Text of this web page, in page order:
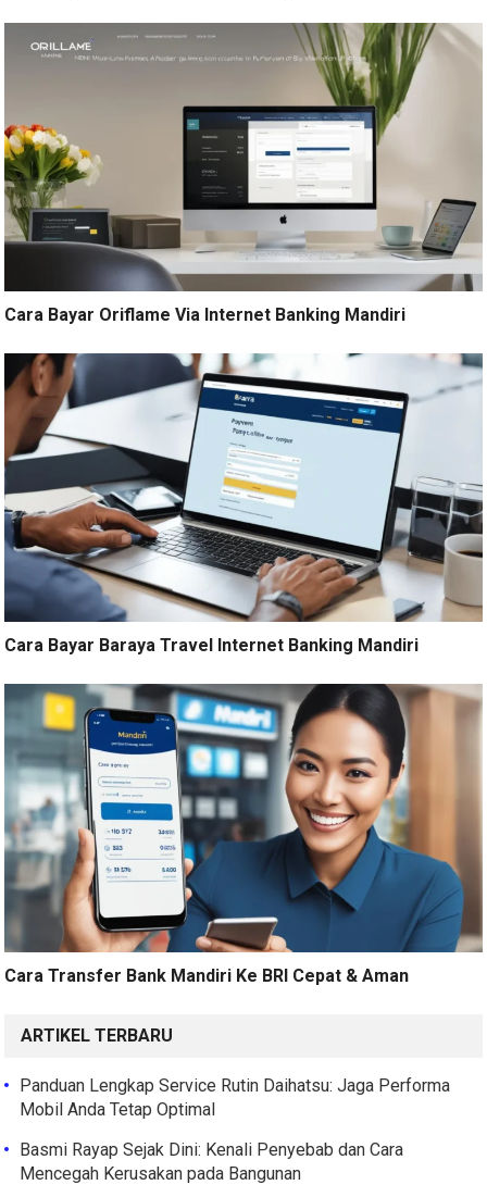
Cara Bayar Oriflame Via Internet Banking Mandiri
Cara Bayar Baraya Travel Internet Banking Mandiri
Cara Transfer Bank Mandiri Ke BRI Cepat & Aman
ARTIKEL TERBARU
Panduan Lengkap Service Rutin Daihatsu: Jaga Performa
Mobil Anda Tetap Optimal
Basmi Rayap Sejak Dini: Kenali Penyebab dan Cara
Mencegah Kerusakan pada Bangunan